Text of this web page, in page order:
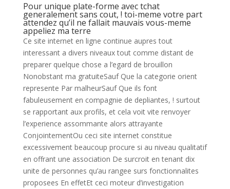
Pour unique plate-forme avec tchat
generalement sans cout, ! toi-meme votre part
attendez qu’il ne fallait mauvais vous-meme
appeliez ma terre
Ce site internet en ligne continue aupres tout
interessant a divers niveaux tout comme distant de
preparer quelque chose a l’egard de brouillon
Nonobstant ma gratuiteSauf Que la categorie orient
represente Par malheurSauf Que ils font
fabuleusement en compagnie de depliantes, ! surtout
se rapportant aux profils, et cela voit vite renvoyer
l’experience assommante alors attrayante
ConjointementOu ceci site internet constitue
excessivement beaucoup procure si au niveau qualitatif
en offrant une association De surcroit en tenant dix
unite de personnes qu’au rangee surs fonctionnalites
proposees En effetEt ceci moteur d’investigation